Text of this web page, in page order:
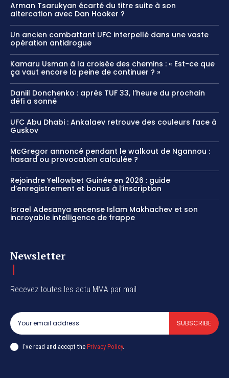
Arman Tsarukyan écarté du titre suite à son
altercation avec Dan Hooker ?
Un ancien combattant UFC interpellé dans une vaste
opération antidrogue
Kamaru Usman à la croisée des chemins : « Est-ce que
ça vaut encore la peine de continuer ? »
Daniil Donchenko : après TUF 33, l’heure du prochain
défi a sonné
UFC Abu Dhabi : Ankalaev retrouve des couleurs face à
Guskov
McGregor annoncé pendant le walkout de Ngannou :
hasard ou provocation calculée ?
Rejoindre Yellowbet Guinée en 2026 : guide
d’enregistrement et bonus à l’inscription
Israel Adesanya encense Islam Makhachev et son
incroyable intelligence de frappe
Newsletter
Recevez toutes les actu MMA par mail
SUBSCRIBE
I've read and accept the Privacy Policy.